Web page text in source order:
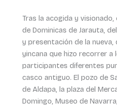
Tras la acogida y visionado,
de Dominicas de Jarauta,
y presentación de la nueva,
yincana que hizo recorrer a
participantes diferentes
casco antiguo. El pozo de
de Aldapa, la plaza del
Domingo, Museo de